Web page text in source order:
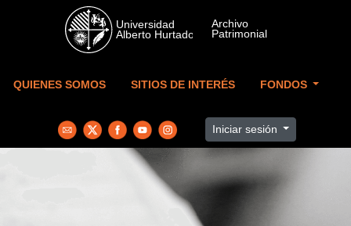
Skip to main content
QUIENES SOMOS SITIOS DE INTERÉS FONDOS
Iniciar sesión